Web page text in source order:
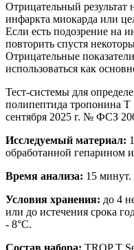
Отрицательный результат
инфаркта миокарда или
Если есть подозрение на
повторить спустя
Отрицательные
использоваться как
Тест-системы для
полипептида тропонина
сентября 2025 г. № ФСЗ
Исследуемый материал:
обработанной гепарином
Время анализа: 15 минут.
Условия хранения: до 4
или до истечения срока
- 8°C.
Состав набора: TROP T